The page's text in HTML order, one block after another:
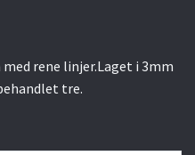
rene linjer.Laget i 3mm
tre.